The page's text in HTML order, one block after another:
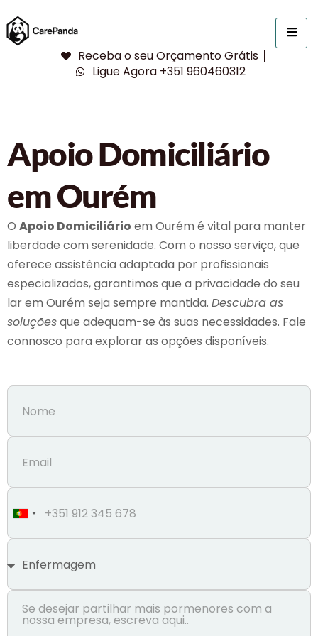
Receba o seu Orçamento Grátis
Ligue Agora +351 960460312
Apoio Domiciliário
em Ourém
O Apoio Domiciliário em Ourém é vital para manter
liberdade com serenidade. Com o nosso serviço, que
oferece assistência adaptada por profissionais
especializados, garantimos que a privacidade do seu
lar em Ourém seja sempre mantida. Descubra as
soluçõesque adequam-se às suas necessidades. Fale
connosco para explorar as opções disponíveis.
Portugal
+351